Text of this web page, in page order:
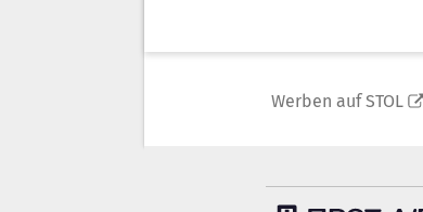
Werben auf STOL